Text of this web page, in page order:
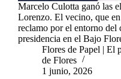
Marcelo Culotta ganó las
Lorenzo. El vecino, que
reclamo por el entorno del
presidencia en el Bajo
Flores de Papel | El
de Flores
1 junio, 2026